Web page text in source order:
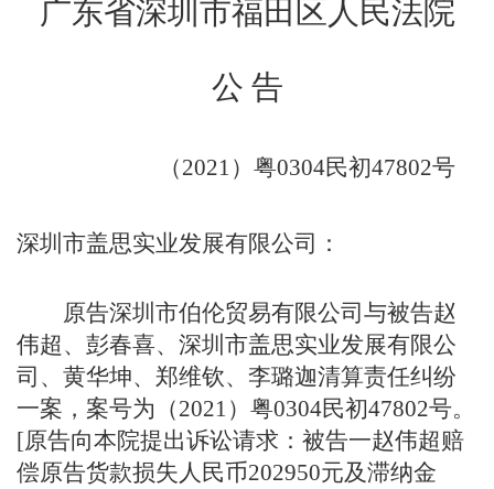
广东省深圳市福田区人民法院
公 告
（2021）粤0304民初47802号
深圳市盖思实业发展有限公司 ：
原告深圳市伯伦贸易有限公司与被告赵
伟超、彭春喜、深圳市盖思实业发展有限公
司、黄华坤、郑维钦、李璐迦清算责任纠纷
一案， 案号为（2021）粤0304民初47802号。
[原告向本院提出诉讼请求：被告一赵伟超赔
偿原告货款损失人民币202950元及滞纳金